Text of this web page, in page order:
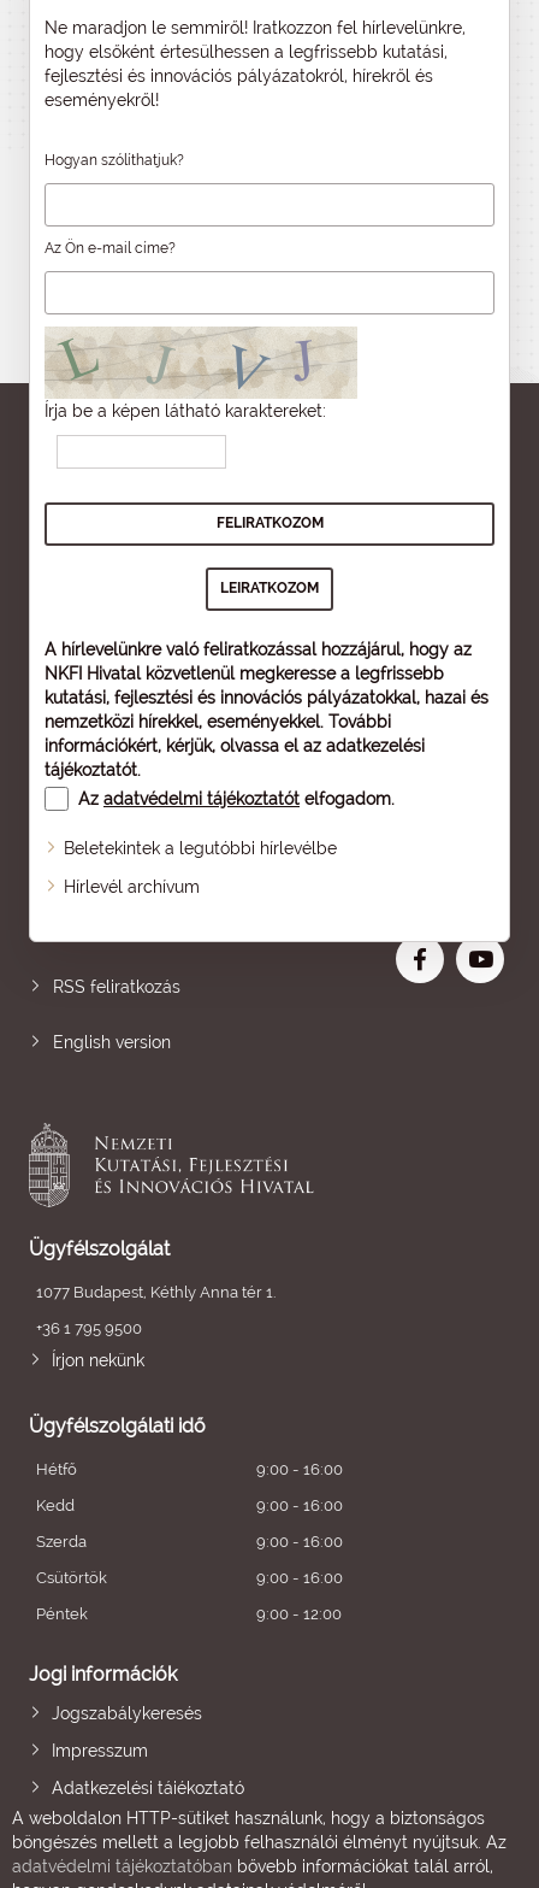
Ne maradjon le semmiről! Iratkozzon fel hírlevelünkre,
hogy elsőként értesülhessen a legfrissebb kutatási,
fejlesztési és innovációs pályázatokról, hírekről és
eseményekről!
Hogyan szólíthatjuk?
Az Ön e-mail címe?
Írja be a képen látható karaktereket:
A hírlevelünkre való feliratkozással hozzájárul, hogy az
NKFI Hivatal közvetlenül megkeresse a legfrissebb
kutatási, fejlesztési és innovációs pályázatokkal, hazai és
nemzetközi hírekkel, eseményekkel. További
információkért, kérjük, olvassa el az adatkezelési
tájékoztatót.
Az adatvédelmi tájékoztatót elfogadom.
Beletekintek a legutóbbi hírlevélbe
Hírlevél archívum
Oldaltérkép
RSS feliratkozás
English version
Ügyfélszolgálat
1077 Budapest, Kéthly Anna tér 1.
+36 1 795 9500
Írjon nekünk
Ügyfélszolgálati idő
Hétfő
9:00 - 16:00
Kedd
9:00 - 16:00
Szerda
9:00 - 16:00
Csütörtök
9:00 - 16:00
Péntek
9:00 - 12:00
Jogi információk
Jogszabálykeresés
Impresszum
Adatkezelési tájékoztató
A weboldalon HTTP-sütiket használunk, hogy a biztonságos
böngészés mellett a legjobb felhasználói élményt nyújtsuk. Az
adatvédelmi tájékoztatóban bővebb információkat talál arról,